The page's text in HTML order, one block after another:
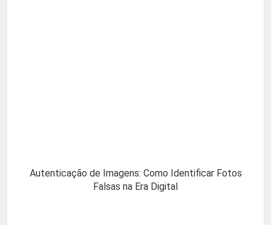
Autenticação de Imagens: Como Identificar Fotos
Falsas na Era Digital